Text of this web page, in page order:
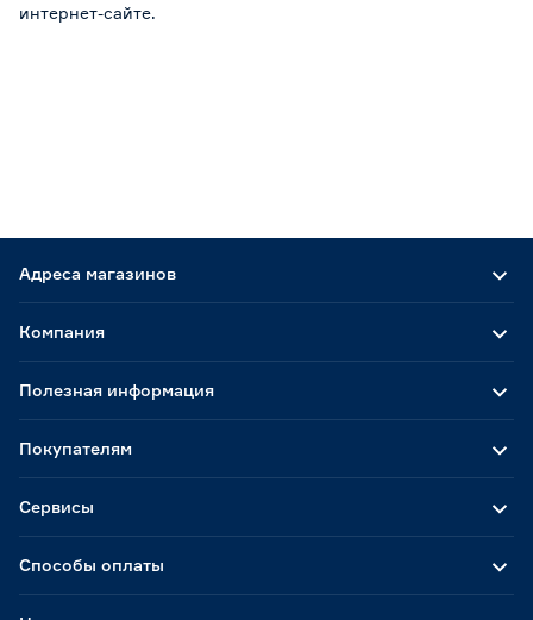
интернет-сайте.
Адреса магазинов
Способы оплаты
Компания
Полезная информация
Покупателям
Сервисы